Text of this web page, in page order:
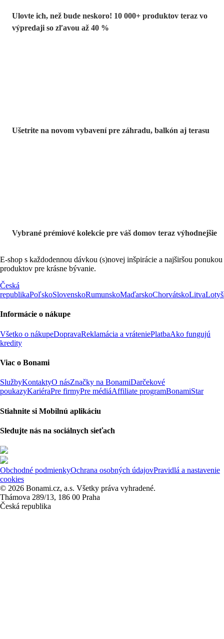
Ulovte ich, než bude neskoro! 10 000+ produktov teraz vo
výpredaji so zľavou až 40 %
Ušetrite na novom vybavení pre záhradu, balkón aj terasu
Vybrané prémiové kolekcie pre váš domov teraz výhodnejšie
E-shop s každodennou dávkou (s)novej inšpirácie a najširšou ponukou
produktov pre krásne bývanie.
Česká
republikaPoľskoSlovenskoRumunskoMaďarskoChorvátskoLitva
Informácie o nákupe
Všetko o nákupeDopravaReklamácia a vráteniePlatbaAko fungujú
kredity
Viac o Bonami
SlužbyKontaktyO násZnačky na BonamiDarčekové
poukazyKariéraPre firmyPre médiáAffiliate programBonamiStar
Stiahnite si Mobilnú aplikáciu
Sledujte nás na sociálnych sieťach
Obchodné podmienkyOchrana osobných údajovPravidlá a nastavenie
cookies
© 2026 Bonami.cz, a.s. Všetky práva vyhradené.
Thámova 289/13, 186 00 Praha
Česká republika